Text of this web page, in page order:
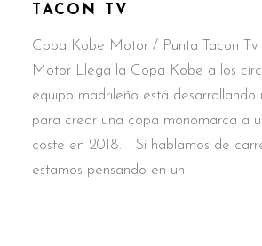
TACON TV
Copa Kobe Motor / Punta Tacon
Motor Llega la Copa Kobe a los
equipo madrileño está desarrollando
para crear una copa monomarca a
coste en 2018. Si hablamos de
estamos pensando en un